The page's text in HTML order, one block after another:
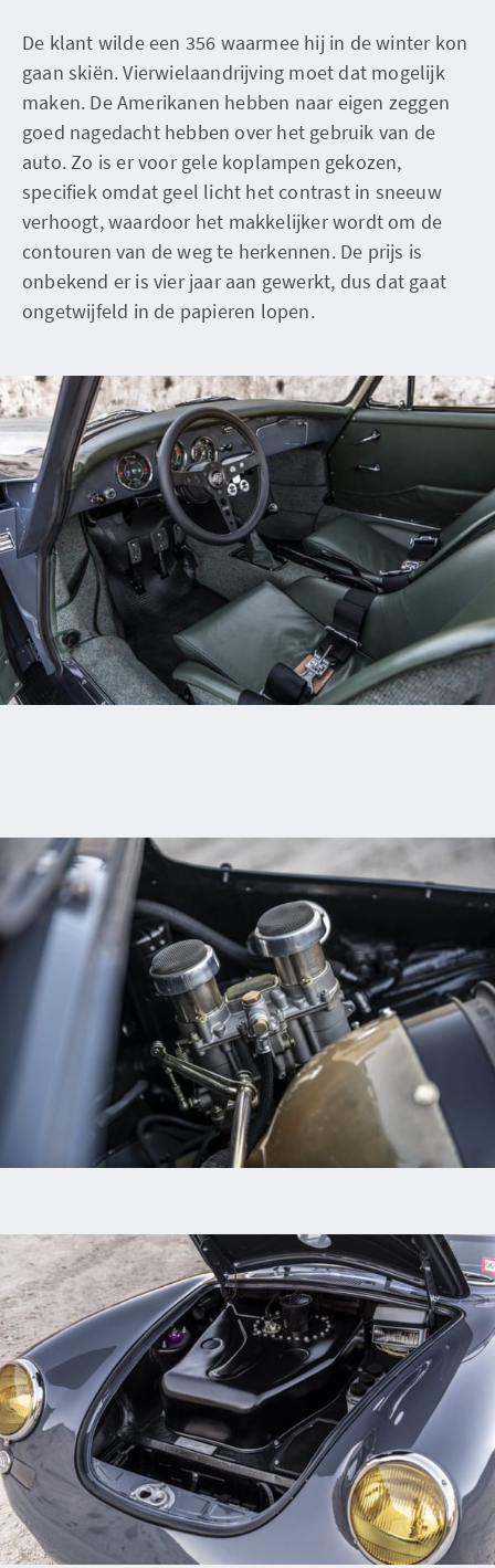
De klant wilde een 356 waarmee hij in de winter kon
gaan skiën. Vierwielaandrijving moet dat mogelijk
maken. De Amerikanen hebben naar eigen zeggen
goed nagedacht hebben over het gebruik van de
auto. Zo is er voor gele koplampen gekozen,
specifiek omdat geel licht het contrast in sneeuw
verhoogt, waardoor het makkelijker wordt om de
contouren van de weg te herkennen. De prijs is
onbekend er is vier jaar aan gewerkt, dus dat gaat
ongetwijfeld in de papieren lopen.